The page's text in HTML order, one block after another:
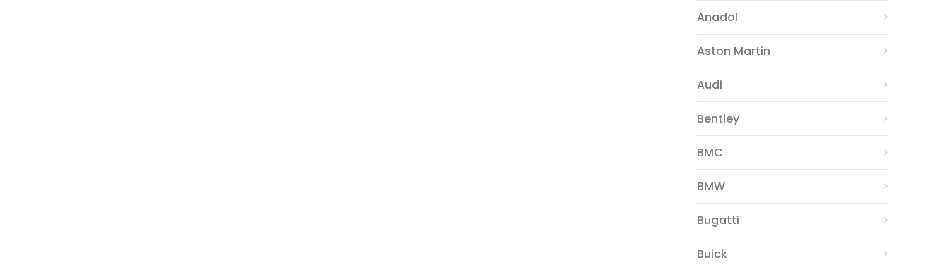
Anadol
Aston Martin
Audi
Bentley
BMC
BMW
Bugatti
Buick